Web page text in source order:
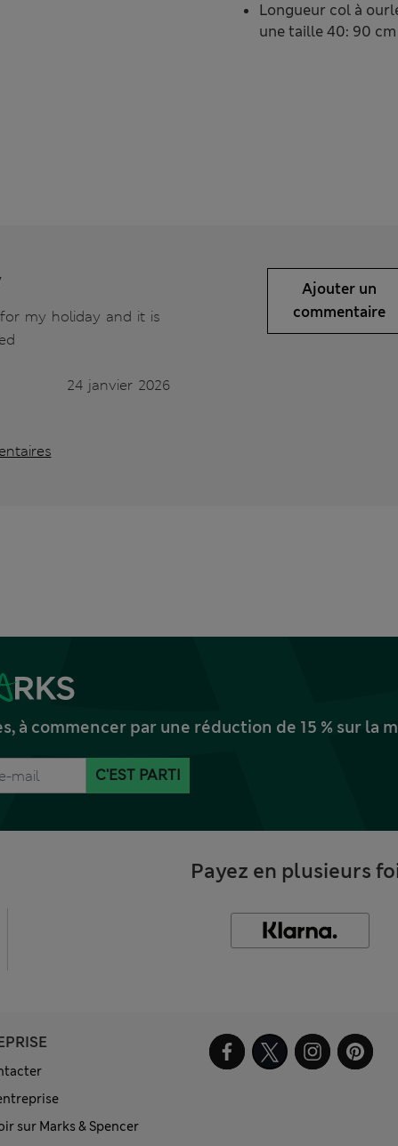
Longueur col à
une taille 40: 90 cm
my holiday and it is
24 janvier 2026
Ajouter un
commentaire
commencer par une réduction de 15 % sur la
C'EST PARTI
Payez en plusieurs
sur Marks & Spencer